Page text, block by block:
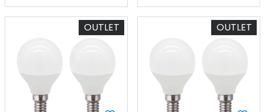
OUTLET OUTLET